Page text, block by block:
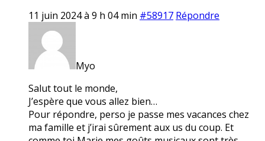
11 juin 2024 à 9 h 04 min #58917 Répondre
Myo
Salut tout le monde,
J’espère que vous allez bien…
Pour répondre, perso je passe mes vacances chez
ma famille et j’irai sûrement aux us du coup. Et